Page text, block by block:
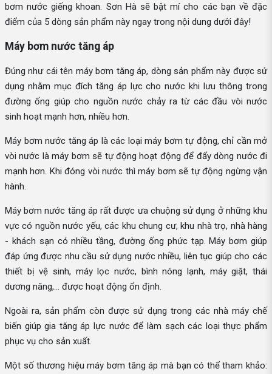
bơm nước giếng khoan. Sơn Hà sẽ bật mí cho các bạn về đặc
điểm của 5 dòng sản phẩm này ngay trong nội dung dưới đây!
Máy bơm nước tăng áp
Đúng như cái tên máy bơm tăng áp, dòng sản phẩm này được sử
dụng nhằm mục đích tăng áp lực cho nước khi lưu thông trong
đường ống giúp cho nguồn nước chảy ra từ các đầu vòi nước
sinh hoạt mạnh hơn, nhiều hơn.
Máy bơm nước tăng áp là các loại máy bơm tự động, chỉ cần mở
vòi nước là máy bơm sẽ tự động hoạt động để đẩy dòng nước đi
mạnh hơn. Khi đóng vòi nước thì máy bơm sẽ tự động ngừng vận
hành.
Máy bơm nước tăng áp rất được ưa chuộng sử dụng ở những khu
vực có nguồn nước yếu, các khu chung cư, khu nhà trọ, nhà hàng
- khách sạn có nhiều tầng, đường ống phức tạp. Máy bơm giúp
đáp ứng được nhu cầu sử dụng nước nhiều, liên tục giúp cho các
thiết bị vệ sinh, máy lọc nước, bình nóng lạnh, máy giặt, thái
dương năng,... được hoạt động ổn định.
Ngoài ra, sản phẩm còn được sử dụng trong các nhà máy chế
biến giúp gia tăng áp lực nước để làm sạch các loại thực phẩm
phục vụ cho sản xuất.
Một số thương hiệu máy bơm tăng áp mà bạn có thể tham khảo: